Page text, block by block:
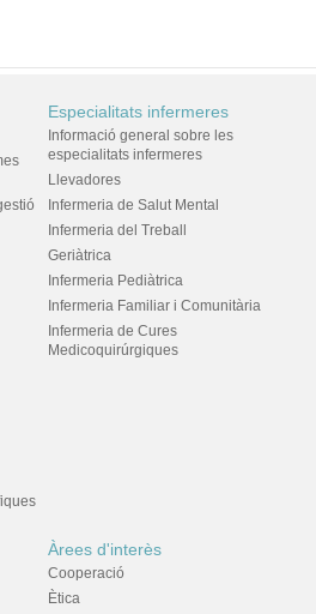
Especialitats infermeres
Informació general sobre les
especialitats infermeres
Llevadores
Infermeria de Salut Mental
Infermeria del Treball
Geriàtrica
Infermeria Pediàtrica
Infermeria Familiar i Comunitària
Infermeria de Cures
Medicoquirúrgiques
Àrees d'interès
Cooperació
Ètica